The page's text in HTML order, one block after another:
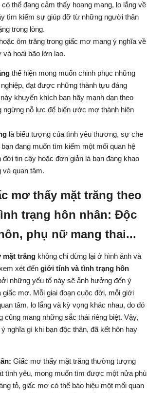
thể đang cảm thấy hoang mang, lo lắng về
tìm kiếm sự giúp đỡ từ những người thân
trong lòng.
ôm trăng trong giấc mơ mang ý nghĩa về
hoài bão lớn lao.
thể hiện mong muốn chinh phục những
đạt được những thành tựu đáng
khuyến khích bạn hãy mạnh dạn theo
ngừng nỗ lực để biến ước mơ thành hiện
là biểu tượng của tình yêu thương, sự che
đang muốn tìm kiếm một mối quan hệ
tin cậy hoặc đơn giản là bạn đang khao
quan tâm.
mơ thấy mặt trăng theo
trạng hôn nhân: Độc
phụ nữ mang thai...
mặt trăng không chỉ dừng lại ở hình ảnh và
xét đến giới tính và tình trạng hôn
những yếu tố này sẽ ảnh hưởng đến ý
giấc mơ. Mỗi giai đoạn cuộc đời, mỗi giới
tâm, lo lắng và kỳ vọng khác nhau, do đó
cũng mang những sắc thái riêng biệt. Vậy,
nghĩa gì khi bạn độc thân, đã kết hôn hay
Giấc mơ thấy mặt trăng thường tượng
tình yêu, mong muốn tìm được một nửa phù
tỏ, giấc mơ có thể báo hiệu một mối quan